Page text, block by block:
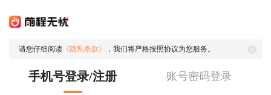
请您仔细阅读 《隐私条款》 ，我们将严格按照协议为您服务。
手机号登录/注册 账号密码登录